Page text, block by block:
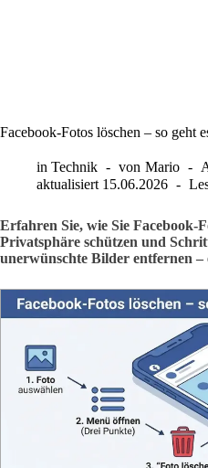
Facebook-Fotos löschen – so geht
in Technik von Mario
aktualisiert 15.06.2026
Erfahren Sie, wie Sie Facebook-
Privatsphäre schützen und
unerwünschte Bilder entfernen